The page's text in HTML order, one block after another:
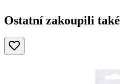
Ostatní zakoupili také